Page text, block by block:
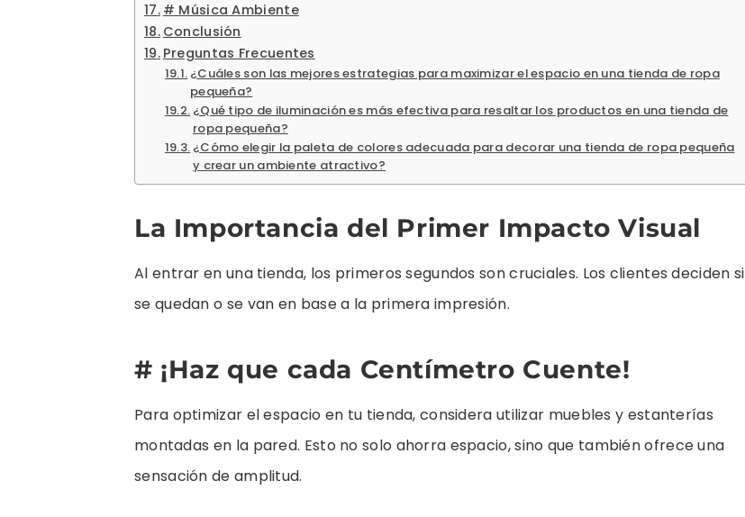
# Música Ambiente
Conclusión
Preguntas Frecuentes
¿Cuáles son las mejores estrategias para maximizar el espacio en una tienda de ropa
pequeña?
¿Qué tipo de iluminación es más efectiva para resaltar los productos en una tienda de
ropa pequeña?
¿Cómo elegir la paleta de colores adecuada para decorar una tienda de ropa pequeña
y crear un ambiente atractivo?
La Importancia del Primer Impacto Visual
Al entrar en una tienda, los primeros segundos son cruciales. Los clientes deciden si
se quedan o se van en base a la primera impresión.
# ¡Haz que cada Centímetro Cuente!
Para optimizar el espacio en tu tienda, considera utilizar muebles y estanterías
montadas en la pared. Esto no solo ahorra espacio, sino que también ofrece una
sensación de amplitud.